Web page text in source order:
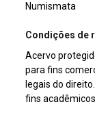
Numismata
Condições de
Acervo
para fins
legais do
fins